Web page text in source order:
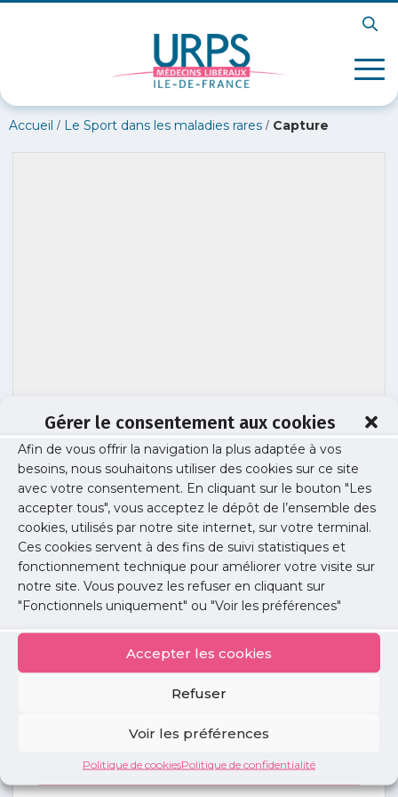
Gérer le consentement aux cookies
Afin de vous offrir la navigation la plus adaptée à vos
besoins, nous souhaitons utiliser des cookies sur ce site
avec votre consentement. En cliquant sur le bouton "Les
accepter tous", vous acceptez le dépôt de l’ensemble des
cookies, utilisés par notre site internet, sur votre terminal.
Ces cookies servent à des fins de suivi statistiques et
fonctionnement technique pour améliorer votre visite sur
notre site. Vous pouvez les refuser en cliquant sur
"Fonctionnels uniquement" ou "Voir les préférences"
Accepter les cookies
Refuser
Voir les préférences
Politique de cookiesPolitique de confidentialité
Accueil / Le Sport dans les maladies rares / Capture
Capture
Publié le :19 septembre 2024
Partager cet article :
annonces
Voir toutes les annonces